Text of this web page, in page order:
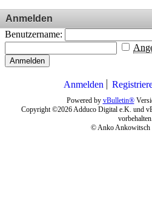
Anmelden
Benutzername:
Anmelden
Anmelden
Powered by vBulletin®
Copyright ©2026 Adduco Digital e.K. und
vorbehalten.
© Anko Ankowitsch